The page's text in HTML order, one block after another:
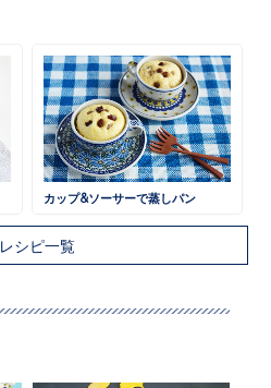
カップ&ソーサーで蒸しパン
レシピ一覧